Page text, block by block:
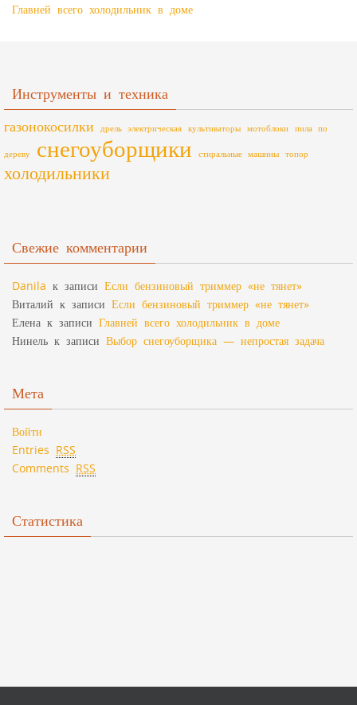
Главней всего холодильник в доме
Инструменты и техника
газонокосилки
дрель электрическая культиваторы мотоблоки пила по
дереву снегоуборщики стиральные машины топор
холодильники
Свежие комментарии
Danila к записи Если бензиновый триммер «не тянет»
Виталий к записи Если бензиновый триммер «не тянет»
Елена к записи Главней всего холодильник в доме
Нинель к записи Выбор снегоуборщика — непростая задача
Мета
Войти
Entries RSS
Comments RSS
Статистика